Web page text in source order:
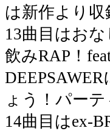
は新作より
13曲目はお
飲みRAP！
ょう！パーテ
14曲目はex-